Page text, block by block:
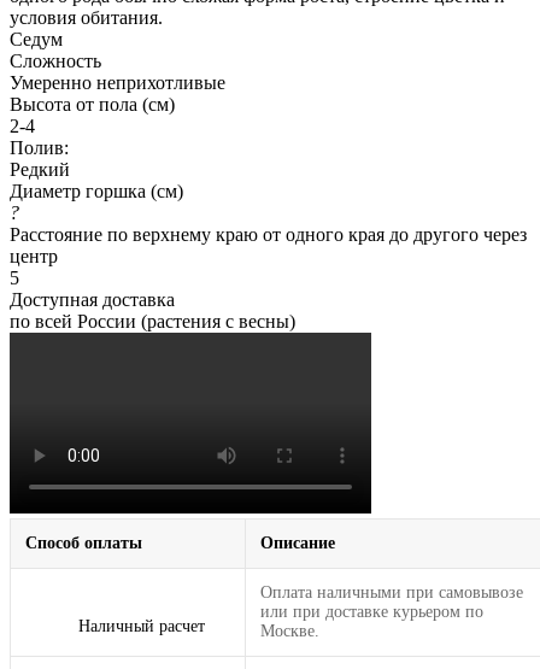
условия обитания.
Седум
Сложность
Умеренно неприхотливые
Высота от пола (см)
2-4
Полив:
Редкий
Диаметр горшка (см)
?
Расстояние по верхнему краю от одного края до другого через
центр
5
Доступная доставка
по всей России (растения с весны)
Способ оплаты Описание
Наличный расчет
Оплата наличными при самовывозе
или при доставке курьером по
Москве.